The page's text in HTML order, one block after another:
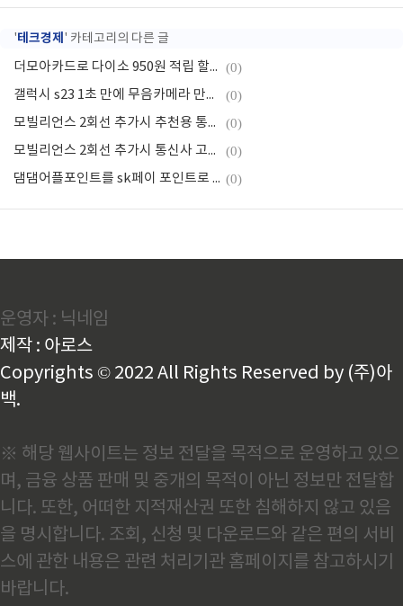
'테크경제 ' 카테고리의 다른 글
더모아카드로 다이소 950원 적립 할인 (0)
갤럭시 s23 1초 만에 무음카메라 만들기 (0)
모빌리언스 2회선 추가시 추천용 통신사는? (0)
모빌리언스 2회선 추가시 통신사 고르는 팁 (0)
댐댐어플포인트를 sk페이 포인트로 전환하는 방법 (0)
운영자 : 닉네임
제작 : 아로스
Copyrights © 2022 All Rights Reserved by (주)아
백.
※ 해당 웹사이트는 정보 전달을 목적으로 운영하고 있으
며, 금융 상품 판매 및 중개의 목적이 아닌 정보만 전달합
니다. 또한, 어떠한 지적재산권 또한 침해하지 않고 있음
을 명시합니다. 조회, 신청 및 다운로드와 같은 편의 서비
스에 관한 내용은 관련 처리기관 홈페이지를 참고하시기
바랍니다.